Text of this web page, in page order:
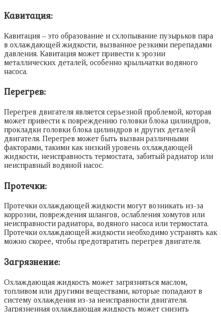
Кавитация:
Кавитация – это образование и схлопывание пузырьков пара
в охлаждающей жидкости, вызванное резкими перепадами
давления. Кавитация может привести к эрозии
металлических деталей, особенно крыльчатки водяного
насоса.
Перегрев:
Перегрев двигателя является серьезной проблемой, которая
может привести к повреждению головки блока цилиндров,
прокладки головки блока цилиндров и других деталей
двигателя. Перегрев может быть вызван различными
факторами, такими как низкий уровень охлаждающей
жидкости, неисправность термостата, забитый радиатор или
неисправный водяной насос.
Протечки:
Протечки охлаждающей жидкости могут возникать из-за
коррозии, повреждения шлангов, ослабления хомутов или
неисправности радиатора, водяного насоса или термостата.
Протечки охлаждающей жидкости необходимо устранять как
можно скорее, чтобы предотвратить перегрев двигателя.
Загрязнение:
Охлаждающая жидкость может загрязняться маслом,
топливом или другими веществами, которые попадают в
систему охлаждения из-за неисправности двигателя.
Загрязненная охлаждающая жидкость может снизить